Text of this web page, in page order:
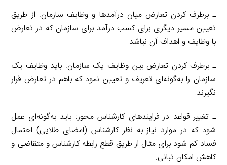
ـ برطرف کردن تعارض میان درآمدها و وظایف سازمان: از طریق
تعیین مسیر دیگری برای کسب درآمد برای سازمان که در تعارض
با وظایف و اهداف آن نباشد.
ـ برطرف کردن تعارض بین وظایف یک سازمان: باید وظایف یک
سازمان را به‌گونه‌ای تعریف و تعیین نمود که باهم در تعارض قرار
نگیرند.
ـ تغییر قواعد در فرایندهای کارشناس محور: باید به‌گونه‌ای عمل
شود که در موارد نیاز به نظر کارشناس (امضای طلایی) احتمال
فساد کم شود برای مثال از طریق قطع رابطه کارشناس و متقاضی و
کاهش امکان تبانی.